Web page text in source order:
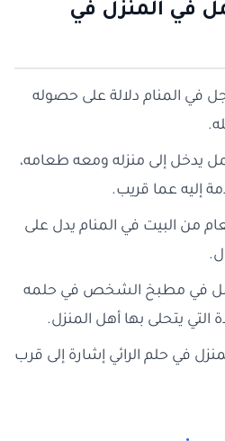
في المنزل في
في المنام دلالة على حصوله
يدخل إلى منزله ومعه طعامه،
إليه عما قريب.
من البيت في المنام يدل على
في مطبخ الشخص في حلمه
يتحلى بها أهل المنزل.
في حلم الرائي إشارة إلى قرب